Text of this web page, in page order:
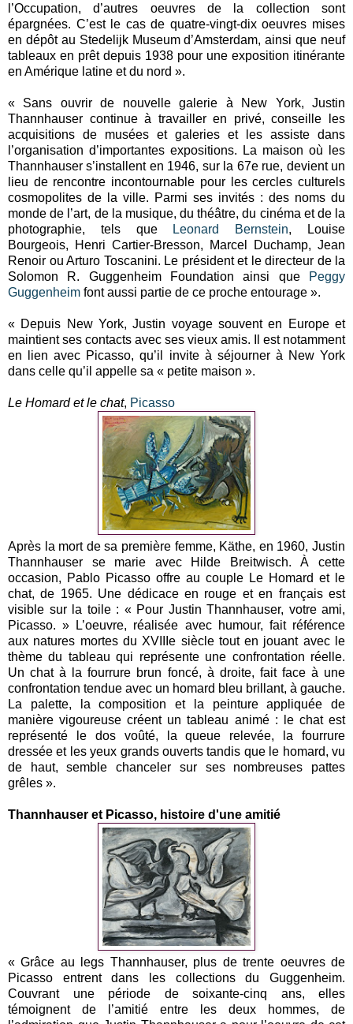
l’Occupation, d’autres oeuvres de la collection sont
épargnées. C’est le cas de quatre-vingt-dix oeuvres mises
en dépôt au Stedelijk Museum d’Amsterdam, ainsi que neuf
tableaux en prêt depuis 1938 pour une exposition itinérante
en Amérique latine et du nord ».
« Sans ouvrir de nouvelle galerie à New York, Justin
Thannhauser continue à travailler en privé, conseille les
acquisitions de musées et galeries et les assiste dans
l’organisation d’importantes expositions. La maison où les
Thannhauser s’installent en 1946, sur la 67e rue, devient un
lieu de rencontre incontournable pour les cercles culturels
cosmopolites de la ville. Parmi ses invités : des noms du
monde de l’art, de la musique, du théâtre, du cinéma et de la
photographie, tels que
Leonard Bernstein, Louise
Bourgeois, Henri Cartier-Bresson, Marcel Duchamp, Jean
Renoir ou Arturo Toscanini. Le président et le directeur de la
Solomon R. Guggenheim Foundation ainsi que
Peggy
Guggenheim font aussi partie de ce proche entourage ».
« Depuis New York, Justin voyage souvent en Europe et
maintient ses contacts avec ses vieux amis. Il est notamment
en lien avec Picasso, qu’il invite à séjourner à New York
dans celle qu’il appelle sa « petite maison ».
Le Homard et le chat, Picasso
Après la mort de sa première femme, Käthe, en 1960, Justin
Thannhauser se marie avec Hilde Breitwisch. À cette
occasion, Pablo Picasso offre au couple Le Homard et le
chat, de 1965. Une dédicace en rouge et en français est
visible sur la toile : « Pour Justin Thannhauser, votre ami,
Picasso. » L’oeuvre, réalisée avec humour, fait référence
aux natures mortes du XVIIIe siècle tout en jouant avec le
thème du tableau qui représente une confrontation réelle.
Un chat à la fourrure brun foncé, à droite, fait face à une
confrontation tendue avec un homard bleu brillant, à gauche.
La palette, la composition et la peinture appliquée de
manière vigoureuse créent un tableau animé : le chat est
représenté le dos voûté, la queue relevée, la fourrure
dressée et les yeux grands ouverts tandis que le homard, vu
de haut, semble chanceler sur ses nombreuses pattes
grêles ».
Thannhauser et Picasso, histoire d'une amitié
« Grâce au legs Thannhauser, plus de trente oeuvres de
Picasso entrent dans les collections du Guggenheim.
Couvrant une période de soixante-cinq ans, elles
témoignent de l’amitié entre les deux hommes, de